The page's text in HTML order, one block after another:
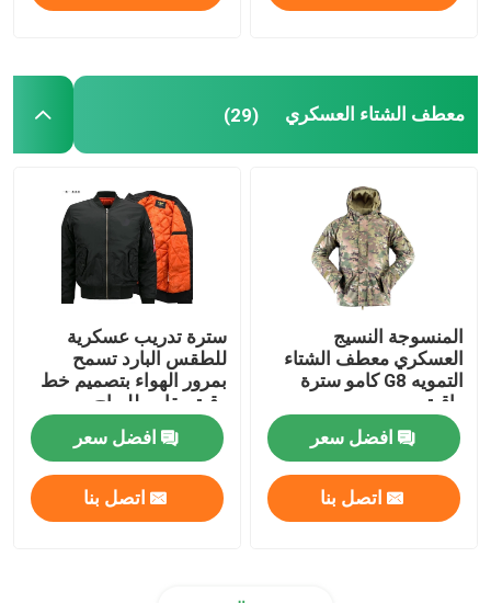
معطف الشتاء العسكري (29)
المنسوجة النسيج
العسكري معطف الشتاء
التمويه G8 كامو سترة
واقية
افضل سعر
اتصل بنا
سترة تدريب عسكرية
للطقس البارد تسمح
بمرور الهواء بتصميم خط
رقبة مقاوم للرياح
افضل سعر
اتصل بنا